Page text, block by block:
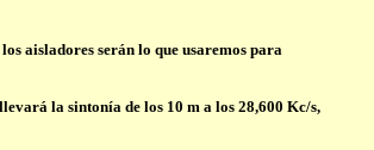
aisladores serán lo que usaremos para
la sintonía de los 10 m a los 28,600 Kc/s,